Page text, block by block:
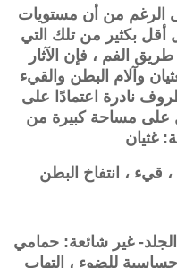
الرغم من أن مستويات
أقل بكثير من تلك التي
الفم ، فإن الآثار
وآلام البطن والقيء
نادرة اعتمادًا على
على مساحة كبيرة من
غثيان
، انتفاخ البطن
غير شائعة: حمامي
للضوء ، التهاب